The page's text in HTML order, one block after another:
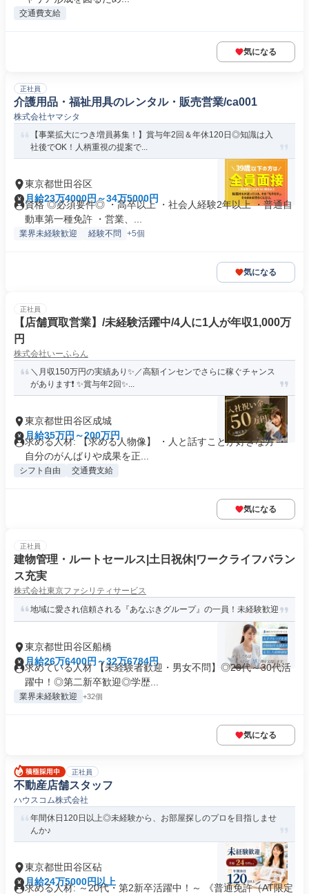
交通費支給
気になる
正社員
介護用品・福祉用具のレンタル・販売営業/ca001
株式会社ヤマシタ
【事業拡大につき増員募集！】賞与年2回＆年休120日◎知識は入
社後でOK！人柄重視の提案で...
東京都世田谷区
月給23万4000円～34万5000円
資格 ◎必須要件◎ ・高卒以上 ・社会人経験2年以上 ・普通自
動車第一種免許 ・営業、...
業界未経験歓迎 経験不問 +5個
気になる
正社員
【店舗買取営業】/未経験活躍中/4人に1人が年収1,000万
円
株式会社いーふらん
＼月収150万円の実績あり✨／高額インセンでさらに稼ぐチャンス
があります❗ ✨賞与年2回✨...
東京都世田谷区成城
月給35万円～200万円
求める人材: 【求める人物像】 ・人と話すことが好きな方 ・
自分のがんばりや成果を正...
シフト自由 交通費支給
気になる
正社員
建物管理・ルートセールス|土日祝休|ワークライフバラン
ス充実
株式会社東京ファシリティサービス
地域に愛され信頼される『あなぶきグループ』の一員！未経験歓迎
東京都世田谷区船橋
月給26万6400円～32万6784円
求めている人材 【未経験者歓迎・男女不問】◎20代～30代活
躍中！◎第二新卒歓迎◎学歴...
業界未経験歓迎 +32個
気になる
正社員
不動産店舗スタッフ
ハウスコム株式会社
年間休日120日以上◎未経験から、お部屋探しのプロを目指しませ
んか♪
東京都世田谷区砧
月給24万5000円以上
求める人材: ～20代・第2新卒活躍中！～ 《普通免許（AT限定